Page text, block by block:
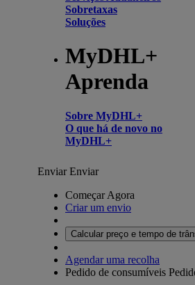
Sobretaxas
Soluções
MyDHL+
Aprenda
Sobre MyDHL+
O que há de novo no
MyDHL+
EnviarEnviar
Começar Agora
Criar um envio
Calcular preço e tempo de
Agendar uma recolha
Pedido de consumíveis